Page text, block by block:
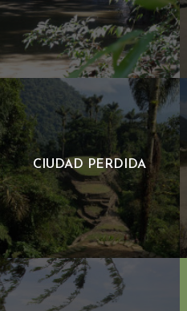
6MIN DE MARCHE À SE
BAIGNER À PASO DEL MANGO
CIUDAD PERDIDA
1HR EN VÉHICULE À CIUDAD
PERDIDA